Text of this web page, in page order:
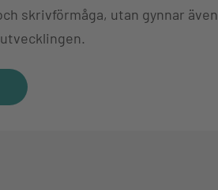
skrivförmåga, utan gynnar även